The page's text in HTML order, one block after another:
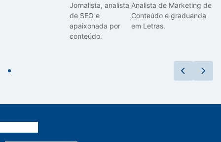
Jornalista, analista
de SEO e
apaixonada por
conteúdo.
Analista de Marketing de
Conteúdo e graduanda
em Letras.